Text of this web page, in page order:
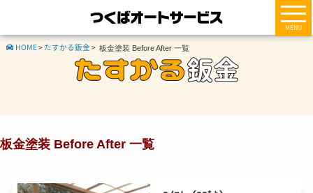
MENU
たすかる車検
たすかる修理整備
HOME> たすかる鈑金 > 板金塗装 Before After 一覧
板金塗装 Before After 一覧